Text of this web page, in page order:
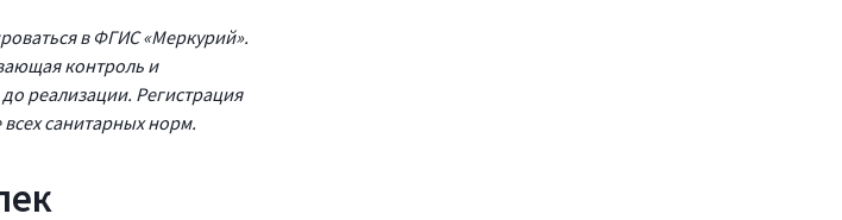
в ФГИС «Меркурий».
контроль и
реализации. Регистрация
санитарных норм.